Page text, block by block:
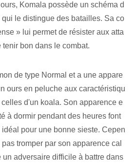
Komala possède un schéma d
le distingue des batailles. Sa co
» lui permet de résister aux atta
bon dans le combat.
de type Normal et a une appare
ours en peluche aux caractéristiqu
d'un koala. Son apparence e
à dormir pendant des heures font
pour une bonne sieste. Cepen
tromper par son apparence cal
un adversaire difficile à battre dans